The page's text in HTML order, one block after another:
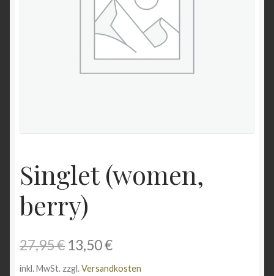
Singlet (women,
berry)
27,95€ Ursprünglicher
Preis
13,50€Aktueller
Preis
inkl. MwSt. zzgl.Versandkosten